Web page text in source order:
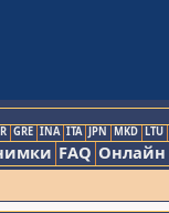
GRE INA ITA JPN MKD LTU
FAQ Онлайн